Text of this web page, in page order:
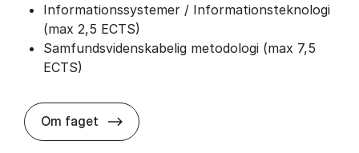
Informationssystemer / Informationsteknologi
(max 2,5 ECTS)
Samfundsvidenskabelig metodologi (max 7,5
ECTS)
Om faget about